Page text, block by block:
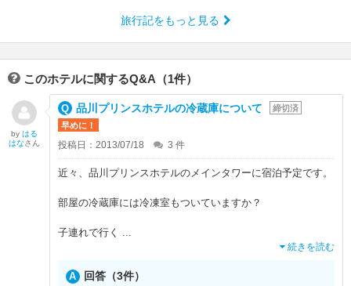
旅行記をもっと見る
このホテルに関するQ&A（1件）
品川プリンスホテルの冷蔵庫について
締切済
早めに！
投稿日：2013/07/18 3 件
近々、品川プリンスホテルのメインタワーに宿泊予定です。
部屋の冷蔵庫には冷凍室もついていますか？
子連れで行く
続きを読む
回答（3件）
byはる
はなさん